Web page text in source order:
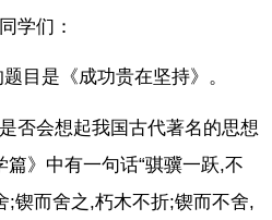
学们：
目是《成功贵在坚持》。
否会想起我国古代著名的思想
》中有一句话“骐骥一跃,不
;锲而舍之,朽木不折;锲而不舍,